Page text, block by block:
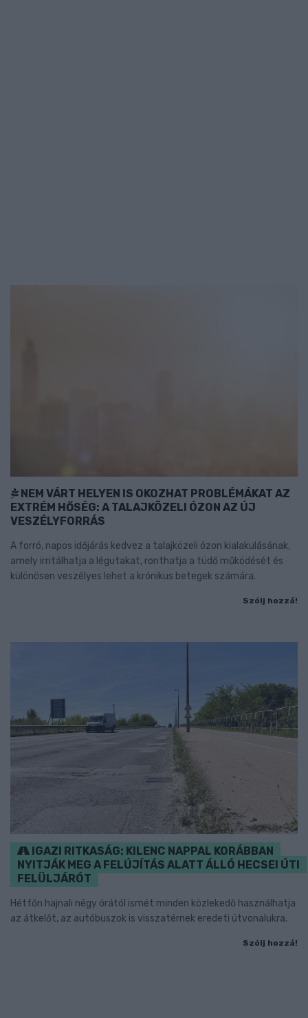
NEM VÁRT HELYEN IS OKOZHAT PROBLÉMÁKAT AZ
EXTRÉM HŐSÉG: A TALAJKÖZELI ÓZON AZ ÚJ
VESZÉLYFORRÁS
A forró, napos időjárás kedvez a talajközeli ózon kialakulásának,
amely irritálhatja a légutakat, ronthatja a tüdő működését és
különösen veszélyes lehet a krónikus betegek számára.
Szólj hozzá!
IGAZI RITKASÁG: KILENC NAPPAL KORÁBBAN
NYITJÁK MEG A FELÚJÍTÁS ALATT ÁLLÓ HECSEI ÚTI
FELÜLJÁRÓT
Hétfőn hajnali négy órától ismét minden közlekedő használhatja
az átkelőt, az autóbuszok is visszatérnek eredeti útvonalukra.
Szólj hozzá!